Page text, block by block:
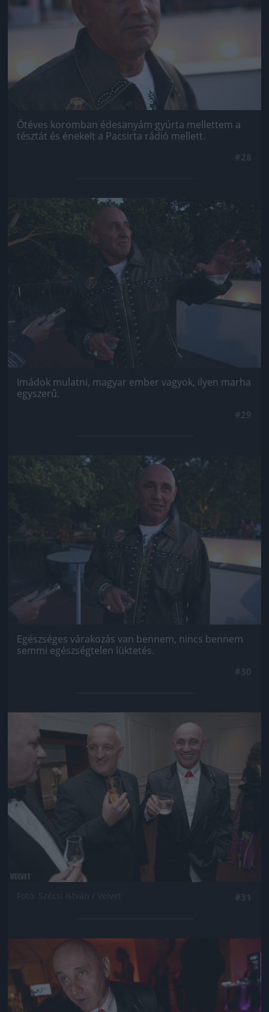
Ötéves koromban édesanyám gyúrta mellettem a
tésztát és énekelt a Pacsirta rádió mellett.
Jön még kép!
Imádok mulatni, magyar ember vagyok, ilyen marha
egyszerű.
Jön még kép!
Egészséges várakozás van bennem, nincs bennem
semmi egészségtelen lüktetés.
Jön még kép!
Jön még kép!